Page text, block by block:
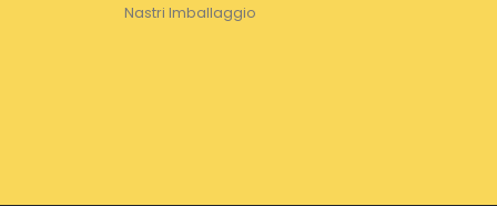
Nastri Imballaggio